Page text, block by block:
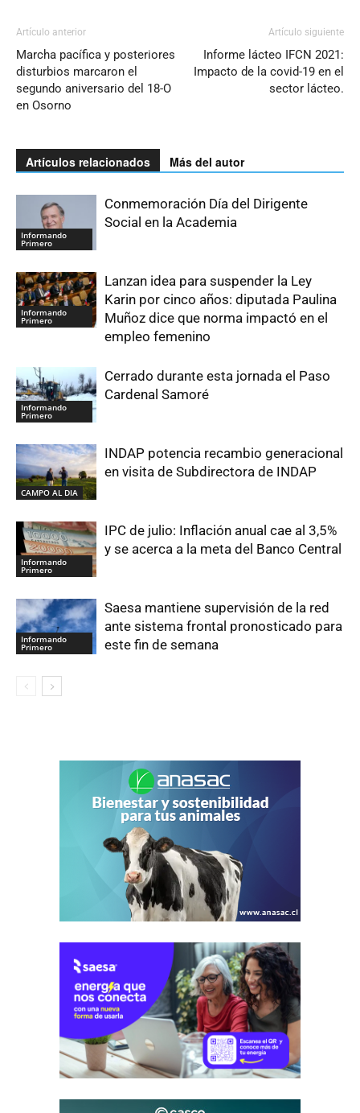
Artículo anterior
Marcha pacífica y posteriores
disturbios marcaron el
segundo aniversario del 18-O
en Osorno
Artículo siguiente
Informe lácteo IFCN 2021:
Impacto de la covid-19 en el
sector lácteo.
Artículos relacionados Más del autor
Informando
Primero
Conmemoración Día del Dirigente
Social en la Academia
Informando
Primero
Lanzan idea para suspender la Ley
Karin por cinco años: diputada Paulina
Muñoz dice que norma impactó en el
empleo femenino
Informando
Primero
Cerrado durante esta jornada el Paso
Cardenal Samoré
CAMPO AL DIA
INDAP potencia recambio generacional
en visita de Subdirectora de INDAP
Informando
Primero
IPC de julio: Inflación anual cae al 3,5%
y se acerca a la meta del Banco Central
Informando
Primero
Saesa mantiene supervisión de la red
ante sistema frontal pronosticado para
este fin de semana